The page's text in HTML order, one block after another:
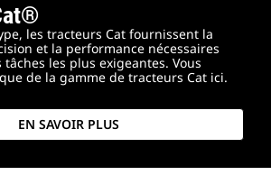
les tracteurs Cat fournissent la
et la performance nécessaires
les plus exigeantes. Vous
de la gamme de tracteurs Cat ici.
EN SAVOIR PLUS